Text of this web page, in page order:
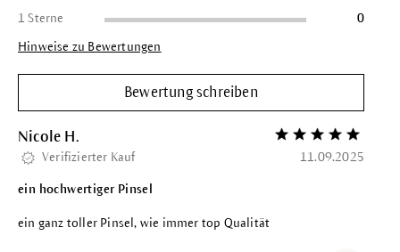
1 Sterne 0
Hinweise zu Bewertungen
Bewertung schreiben
Nicole H. Bewertung mit 5
Verifizierter Kauf 11.09.2025
ein hochwertiger Pinsel
ein ganz toller Pinsel, wie immer top Qualität